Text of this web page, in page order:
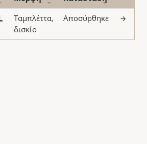
Ταμπλέττα,
δισκίο
Αποσύρθηκε